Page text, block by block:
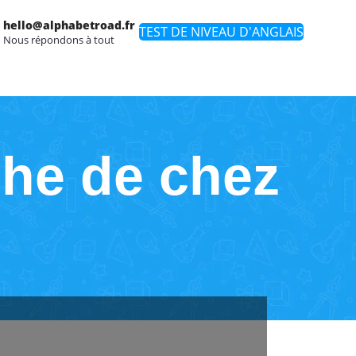
hello@alphabetroad.fr
Nous répondons à tout TEST DE NIVEAU D'ANGLAIS
de chez